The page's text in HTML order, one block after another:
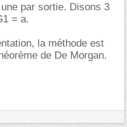
par sortie. Disons 3
= a.
la méthode est
de De Morgan.